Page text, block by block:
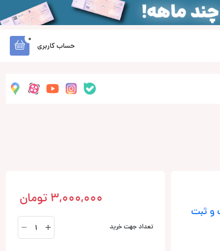
حساب کاربری
0
و ثبت
3,000,000 تومان
تعداد جهت خرید
CL-
436